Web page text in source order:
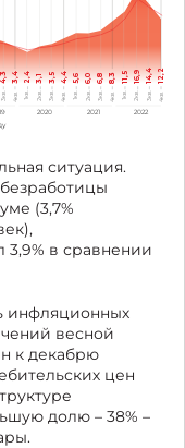
3кв. 2кв. 3кв. 2кв. 3кв. 2кв. 3кв.
4кв. 1кв. 4кв. 1кв. 4кв.
2020 2021
1кв. 4кв.
2022
3,42,4 3,1 3,54,4 5,6 6,0 6,8 8,311,516,914,412,2
ситуация.
(3,7%
3,9% в сравнении
инфляционных
весной
к декабрю
цен
долю – 38% –